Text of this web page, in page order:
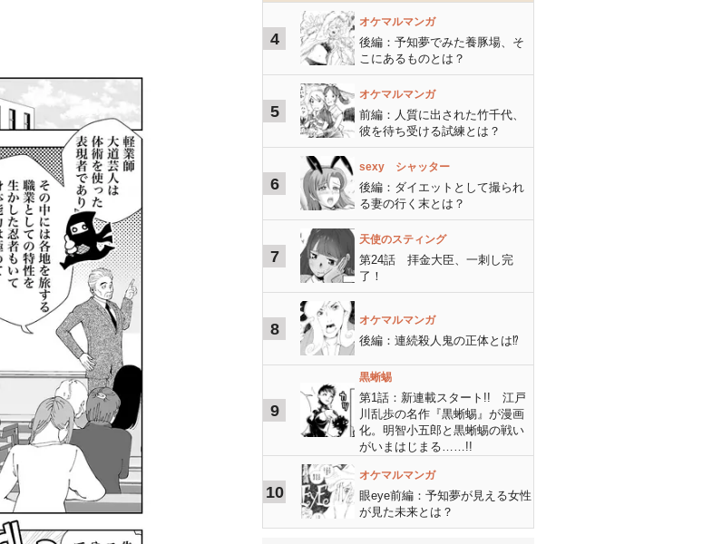
4
オケマルマンガ
後編：予知夢でみた養豚場、そ
こにあるものとは？
5
オケマルマンガ
前編：人質に出された竹千代、
彼を待ち受ける試練とは？
6
sexy シャッター
後編：ダイエットとして撮られ
る妻の行く末とは？
7
天使のスティング
第24話 拝金大臣、一刺し完
了！
8 オケマルマンガ
後編：連続殺人鬼の正体とは⁉︎
9
黒蜥蜴
第1話：新連載スタート!! 江戸
川乱歩の名作『黒蜥蜴』が漫画
化。明智小五郎と黒蜥蜴の戦い
がいまはじまる……!!
10
オケマルマンガ
眼eye前編：予知夢が見える女性
が見た未来とは？